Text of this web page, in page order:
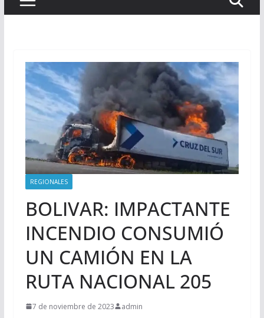
REGIONALES
BOLIVAR: IMPACTANTE
INCENDIO CONSUMIÓ
UN CAMIÓN EN LA
RUTA NACIONAL 205
7 de noviembre de 2023 admin